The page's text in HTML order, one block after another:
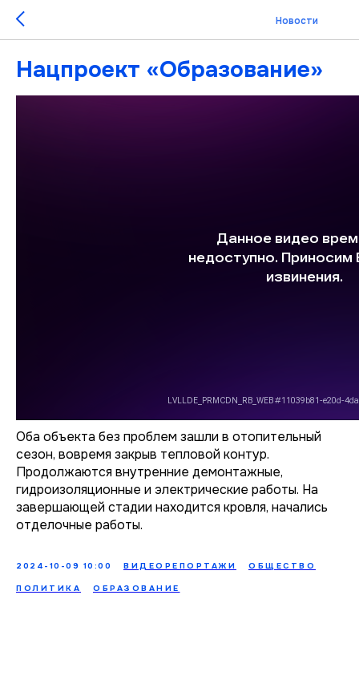
Новости
Нацпроект «Образование»
Оба объекта без проблем зашли в отопительный
сезон, вовремя закрыв тепловой контур.
Продолжаются внутренние демонтажные,
гидроизоляционные и электрические работы. На
завершающей стадии находится кровля, начались
отделочные работы.
2024-10-09 10:00 ВИДЕОРЕПОРТАЖИ ОБЩЕСТВО
ПОЛИТИКА ОБРАЗОВАНИЕ